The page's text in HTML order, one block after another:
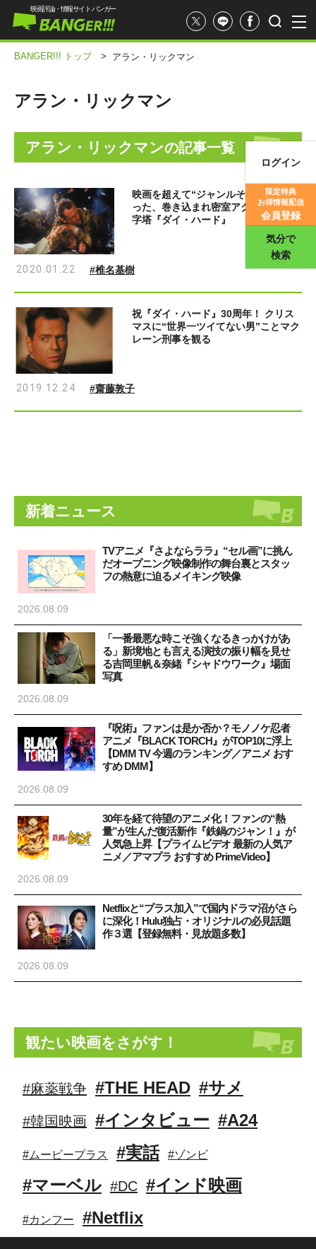
映画評価
映画評論・情報サイト バンガー
ログイン
限定特典
お得情報配信
会員登録
気分で
検索
BANGER!!! トップ > アラン・リックマン
アラン・リックマン
アラン・リックマンの記事一覧
映画を超えて“ジャンルそのもの”とな
った、巻き込まれ密室アクションの金
字塔『ダイ・ハード』
2020.01.22 #椎名基樹
祝『ダイ・ハード』30周年！ クリス
マスに“世界一ツイてない男”ことマク
レーン刑事を観る
2019.12.24 #齋藤敦子
新着ニュース
TVアニメ『さよならララ』“セル画”に挑ん
だオープニング映像制作の舞台裏とスタッ
フの熱意に迫るメイキング映像
2026.08.09
「一番最悪な時こそ強くなるきっかけがあ
る」新境地とも言える演技の振り幅を見せ
る吉岡里帆＆奈緒『シャドウワーク』場面
写真
2026.08.09
『呪術』ファンは是か否か？モノノケ忍者
アニメ『BLACK TORCH』がTOP10に浮上
【DMM TV 今週のランキング／アニメ おす
すめ DMM】
2026.08.09
30年を経て待望のアニメ化！ファンの“熱
量”が生んだ復活新作『鉄鍋のジャン！』が
人気急上昇【プライムビデオ 最新の人気ア
ニメ／アマプラ おすすめ PrimeVideo】
2026.08.09
Netflixと“プラス加入”で国内ドラマ沼がさら
に深化！Hulu独占・オリジナルの必見話題
作３選【登録無料・見放題多数】
2026.08.09
観たい映画をさがす！
#麻薬戦争 #THE HEAD #サメ
#韓国映画 #インタビュー #A24
#ムービープラス #実話 #ゾンビ
#マーベル #DC #インド映画
#カンフー #Netflix